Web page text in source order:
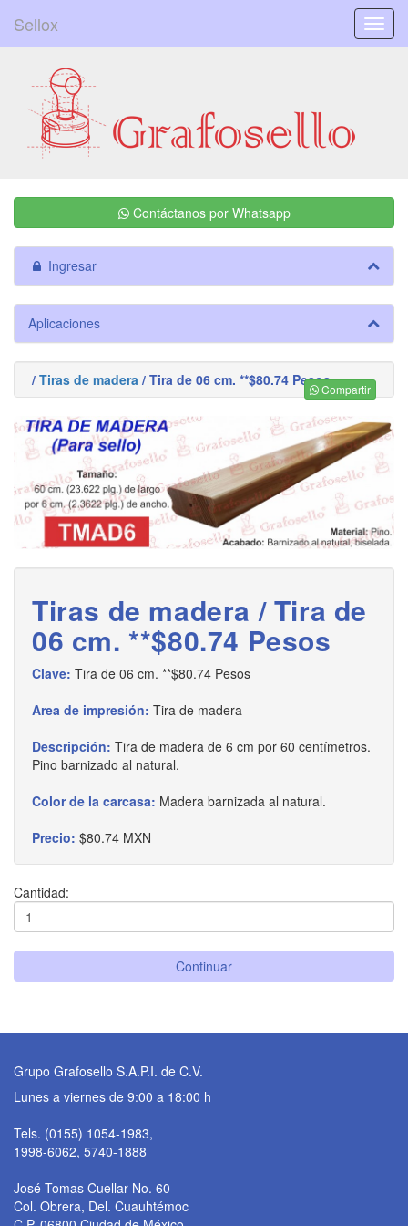
Menú
Sellox
Contáctanos por Whatsapp
Ingresar
Aplicaciones
/ Tiras de madera / Tira de 06 cm. **$80.74 Pesos
Compartir
Tiras de madera / Tira de
06 cm. **$80.74 Pesos
Clave: Tira de 06 cm. **$80.74 Pesos
Area de impresión: Tira de madera
Descripción: Tira de madera de 6 cm por 60 centímetros.
Pino barnizado al natural.
Color de la carcasa: Madera barnizada al natural.
Precio: $80.74 MXN
Cantidad:
Continuar
Grupo Grafosello S.A.P.I. de C.V.
Lunes a viernes de 9:00 a 18:00 h
Tels. (0155) 1054-1983,
1998-6062, 5740-1888
José Tomas Cuellar No. 60
Col. Obrera, Del. Cuauhtémoc